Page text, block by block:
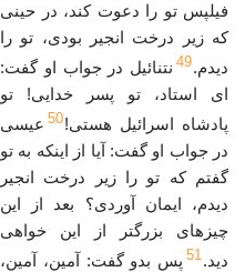
فیلپس تو را دعوت کند، در حینی
که زیر درخت انجیر بودی، تو را
دیدم.49 نتنائیل در جواب او گفت:
ای استاد، تو پسر خدایی! تو
پادشاه اسرائیل هستی!50 عیسی
در جواب او گفت: آیا از اینکه به تو
گفتم که تو را زیر درخت انجیر
دیدم، ایمان آوردی؟ بعد از این
چیزهای بزرگتر از این خواهی
دید.51 پس بدو گفت: آمین، آمین،